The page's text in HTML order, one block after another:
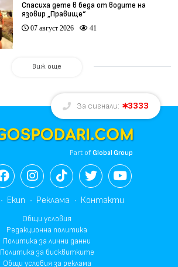
Спасиха дете в беда от водите на
язовир „Правище“
07 август 2026 41
Виж още
За сигнали: 3333
Part ofGlobal Group
Екип Реклама Контакти
Общи условия
Редакционна политика
Политика за лични данни
Политика за бисквитките
Общи условия за реклама